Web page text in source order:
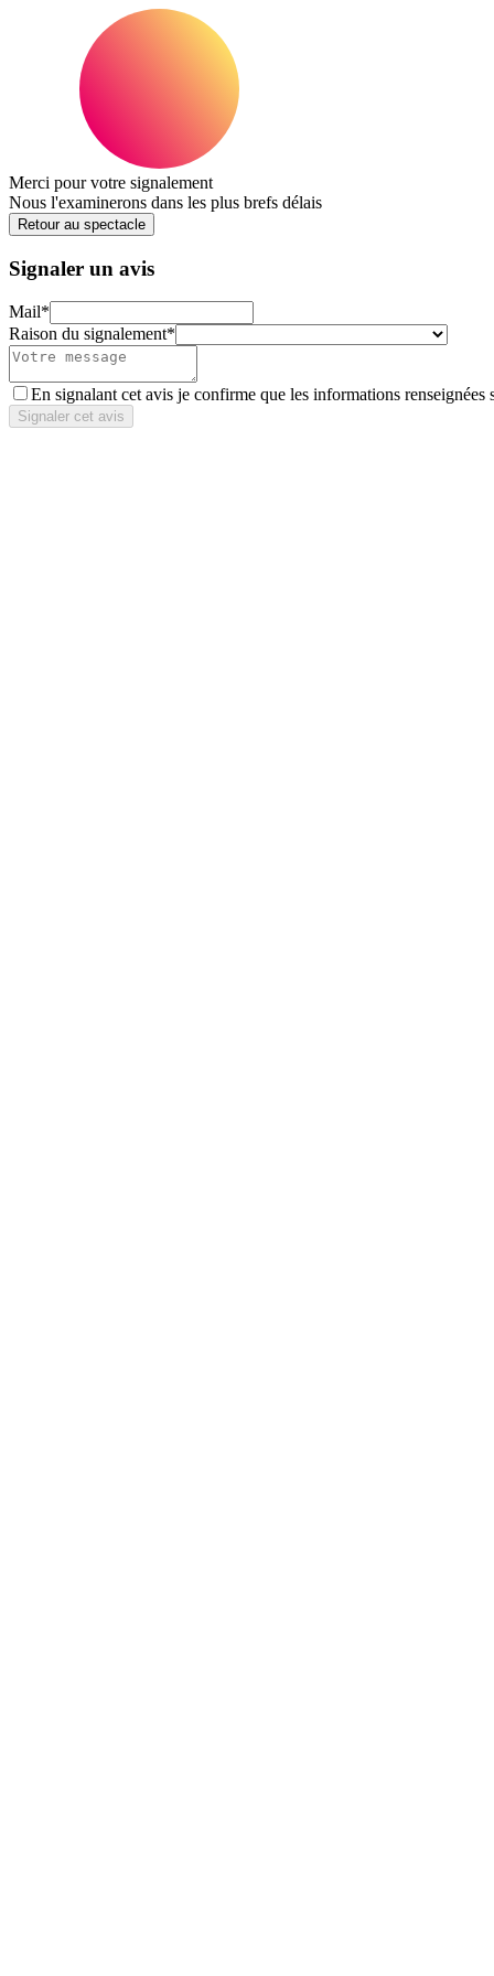
Merci pour votre signalement
Nous l'examinerons dans les plus brefs délais
Retour au spectacle
Signaler un avis
Mail*
Raison du signalement*
En signalant cet avis je confirme que les informations renseignées
Signaler cet avis